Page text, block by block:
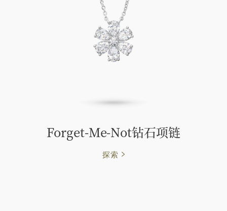
Forget-Me-Not钻石项链
探索